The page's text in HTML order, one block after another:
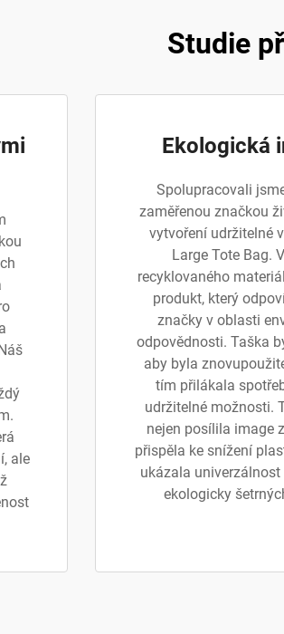
Studie
ale
Ekologická
Spolupracovali
zaměřenou značkou
vytvoření udržitelné
Large Tote Bag.
recyklovaného
produkt, který
značky v oblasti
odpovědnosti. Taška
aby byla
tím přilákala
udržitelné možnosti.
nejen posílila image
přispěla ke snížení
ukázala univerzálnost
ekologicky